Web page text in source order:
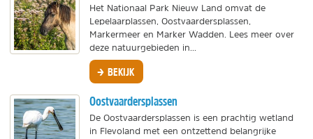
Het Nationaal Park Nieuw Land omvat de
Lepelaarplassen, Oostvaardersplassen,
Markermeer en Marker Wadden. Lees meer over
deze natuurgebieden in...
BEKIJK
Oostvaardersplassen
De Oostvaardersplassen is een prachtig wetland
in Flevoland met een ontzettend belangrijke